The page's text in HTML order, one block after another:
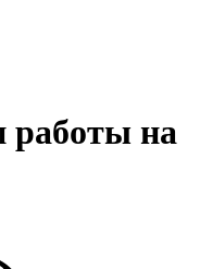
работы на